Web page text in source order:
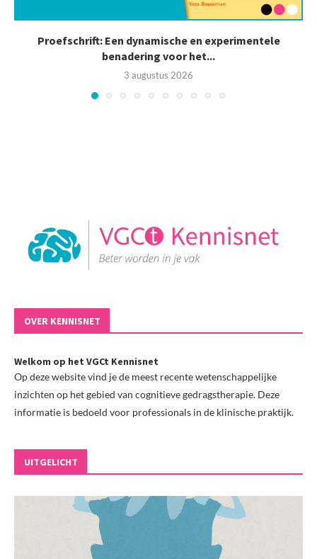
Proefschrift: Een dynamische en experimentele
benadering voor het...
3 augustus 2026
OVER KENNISNET
Welkom op het VGCt Kennisnet
Op deze website vind je de meest recente wetenschappelijke
inzichten op het gebied van cognitieve gedragstherapie. Deze
informatie is bedoeld voor professionals in de klinische praktijk.
UITGELICHT